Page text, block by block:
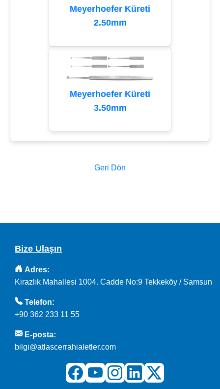
Meyerhoefer Küreti
2.50mm
Meyerhoefer Küreti
3.50mm
Geri Dön
Bize Ulaşın
Adres:
Kirazlık Mahallesi 1004. Cadde No:9 Tekkeköy / Samsun
Telefon:
+90 362 233 11 55
E-posta:
bilgi@atlascerrahialetler.com